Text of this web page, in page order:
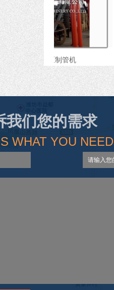
LJC型立式挤压制管机
我们您的需求
WHAT YOU NEED